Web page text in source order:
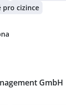
pro cizince
GmbH